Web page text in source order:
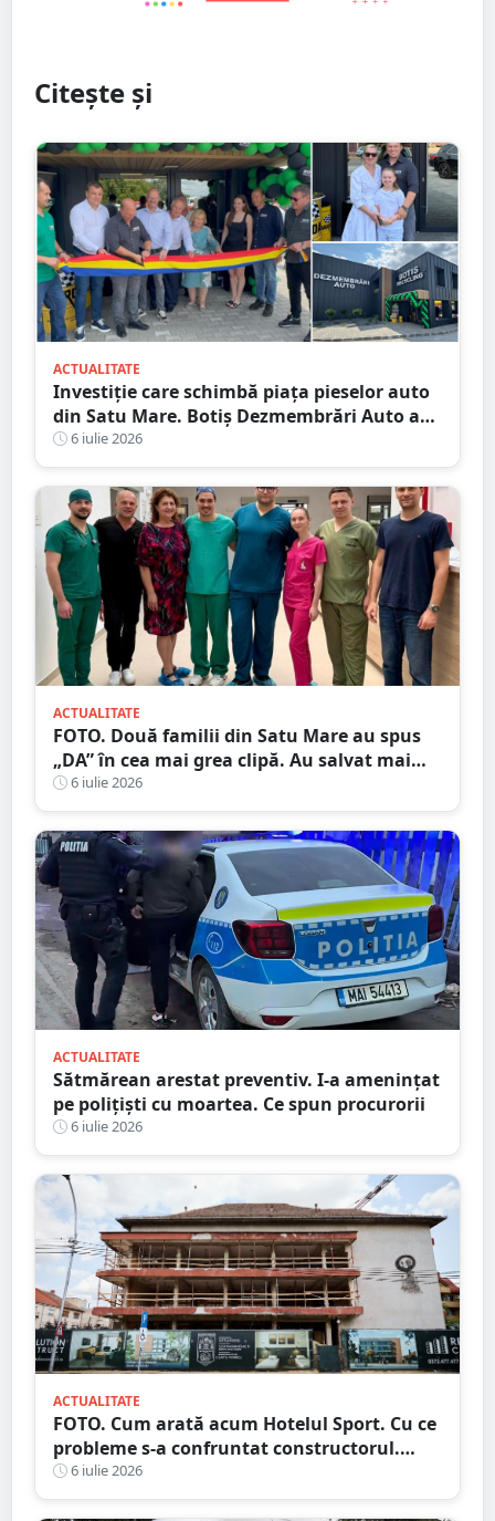
Citește și
ACTUALITATE
Investiție care schimbă piața pieselor auto
din Satu Mare. Botiș Dezmembrări Auto a
inaugurat noul centru
6 iulie 2026
ACTUALITATE
FOTO. Două familii din Satu Mare au spus
„DA” în cea mai grea clipă. Au salvat mai
mulți pacienți
6 iulie 2026
ACTUALITATE
Sătmărean arestat preventiv. I-a amenințat
pe polițiști cu moartea. Ce spun procurorii
6 iulie 2026
ACTUALITATE
FOTO. Cum arată acum Hotelul Sport. Cu ce
probleme s-a confruntat constructorul.
Care e stadiul lucrărilor
6 iulie 2026